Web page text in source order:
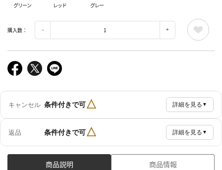
グリーン レッド グレー
購入数：
キャンセル 条件付きで可△ 詳細を見る ▼
返品 条件付きで可△ 詳細を見る ▼
商品説明 商品情報